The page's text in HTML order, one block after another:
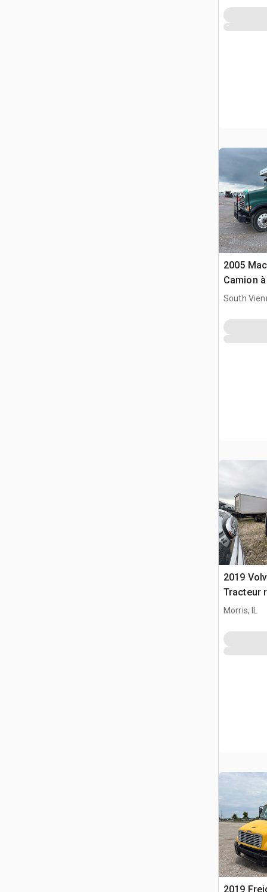
2005
Camion
Tri/E
South
2019
Tracteur
Morris, IL
2019